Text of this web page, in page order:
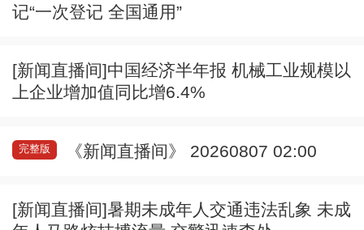
记“一次登记 全国通用”
[新闻直播间]中国经济半年报 机械工业规模以
上企业增加值同比增6.4%
完整版 《新闻直播间》 20260807 02:00
[新闻直播间]暑期未成年人交通违法乱象 未成